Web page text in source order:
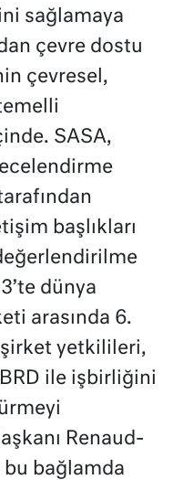
sağlamaya
çevre dostu
çevresel,
SASA,
başlıkları
dünya
arasında 6.
şirket yetkilileri,
ile işbirliğini
Renaud-
bu bağlamda